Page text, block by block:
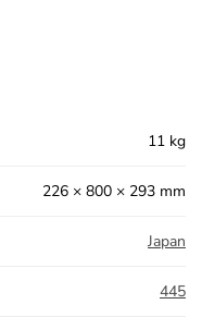
11 kg
226 × 800 × 293 mm
Japan
445